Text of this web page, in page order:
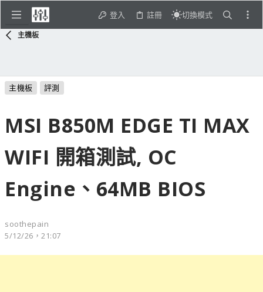
登入 註冊 切換模式
主機板
主機板 評測
MSI B850M EDGE TI MAX
WIFI 開箱測試, OC
Engine、64MB BIOS
soothepain
5/12/26，21:07